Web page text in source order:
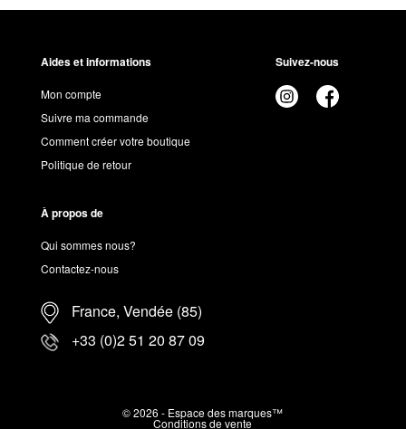
Aides et informations
Mon compte
Suivre ma commande
Comment créer votre boutique
Politique de retour
Suivez-nous
À propos de
Qui sommes nous?
Contactez-nous
France, Vendée (85)
+33 (0)2 51 20 87 09
© 2026 - Espace des marques™
Conditions de vente